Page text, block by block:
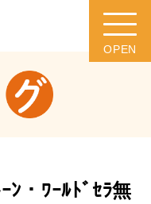
ﾝ・ﾜｰﾙﾄﾞｾﾗ無